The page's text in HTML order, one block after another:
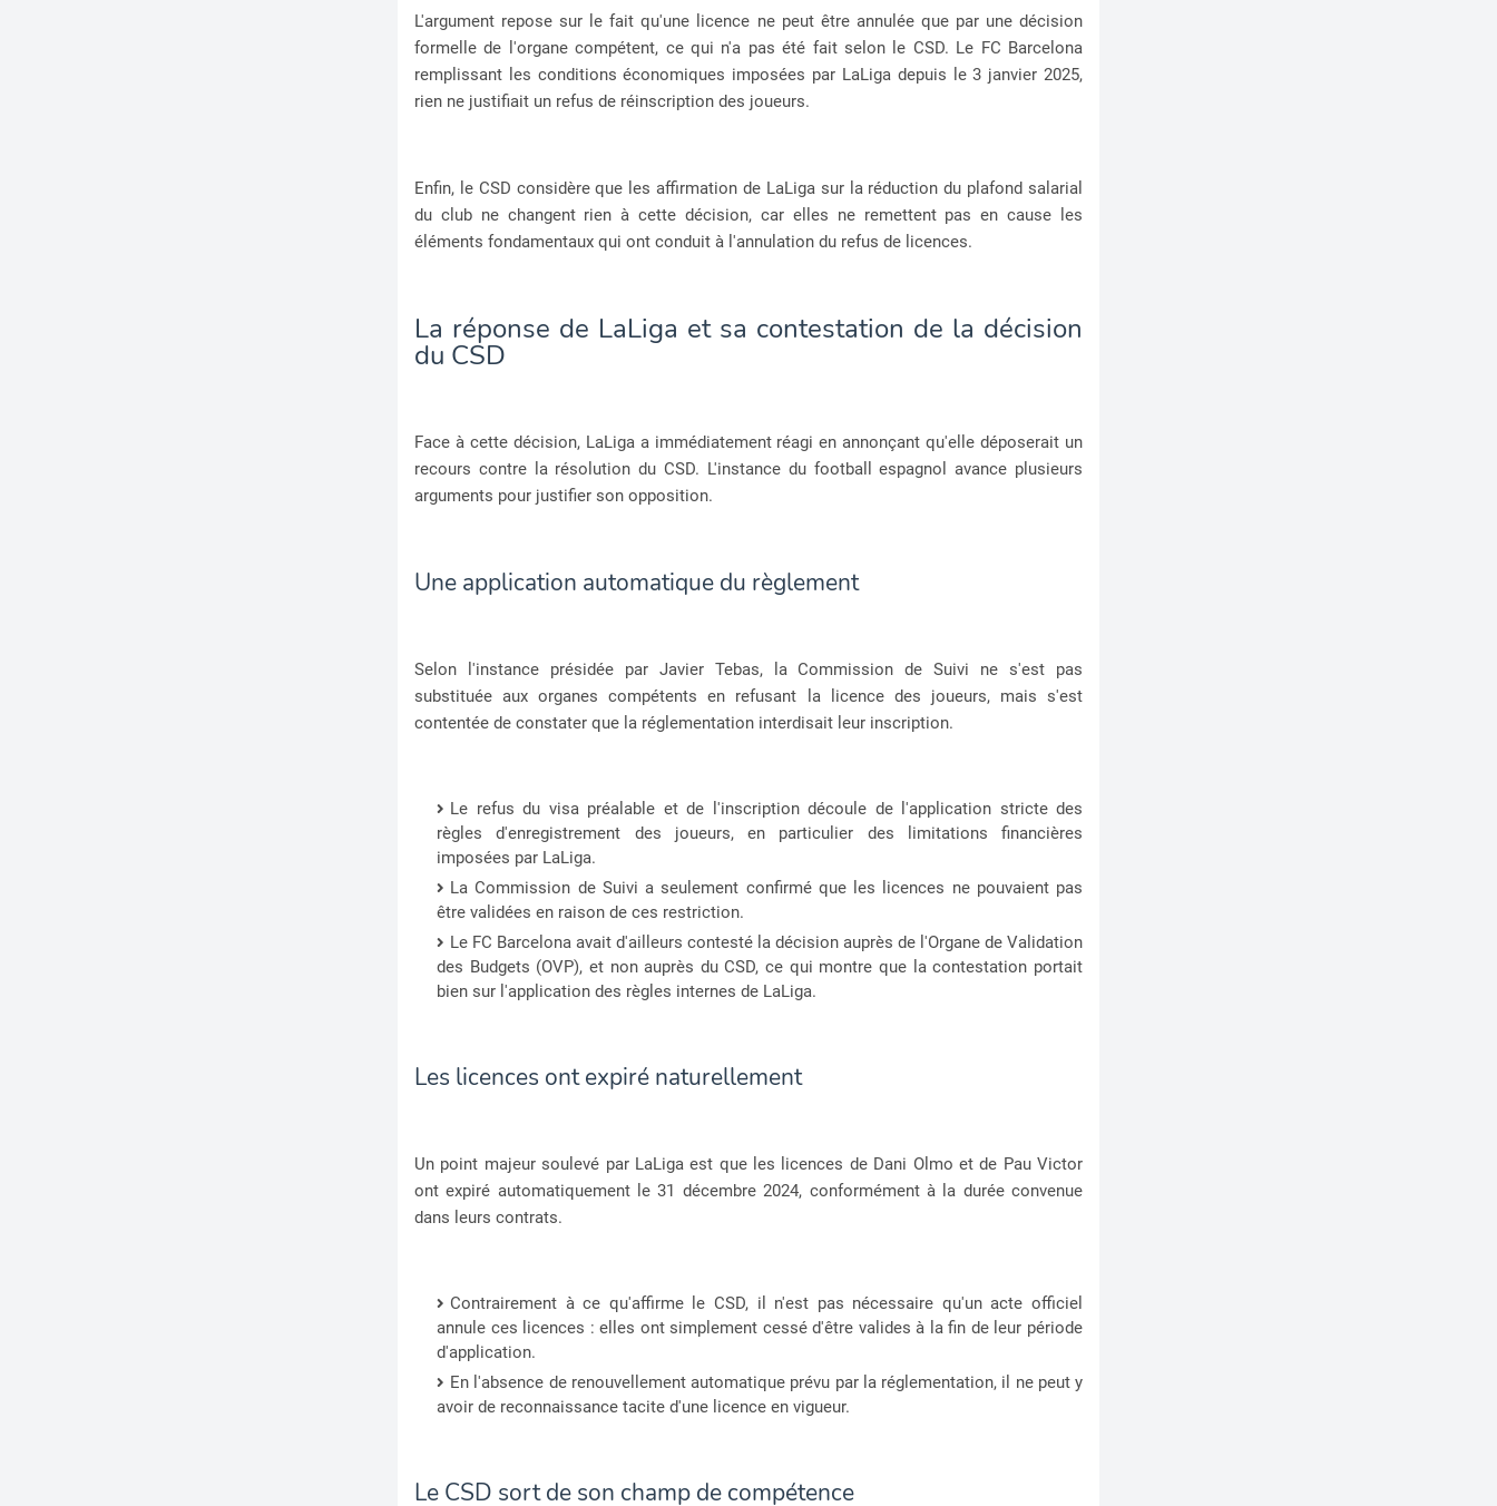
L'argument repose sur le fait qu'une licence ne peut être annulée que par une décision
formelle de l'organe compétent, ce qui n'a pas été fait selon le CSD. Le FC Barcelona
remplissant les conditions économiques imposées par LaLiga depuis le 3 janvier 2025,
rien ne justifiait un refus de réinscription des joueurs.
Enfin, le CSD considère que les affirmation de LaLiga sur la réduction du plafond salarial
du club ne changent rien à cette décision, car elles ne remettent pas en cause les
éléments fondamentaux qui ont conduit à l'annulation du refus de licences.
La réponse de LaLiga et sa contestation de la décision
du CSD
Face à cette décision, LaLiga a immédiatement réagi en annonçant qu'elle déposerait un
recours contre la résolution du CSD. L'instance du football espagnol avance plusieurs
arguments pour justifier son opposition.
Une application automatique du règlement
Selon l'instance présidée par Javier Tebas, la Commission de Suivi ne s'est pas
substituée aux organes compétents en refusant la licence des joueurs, mais s'est
contentée de constater que la réglementation interdisait leur inscription.
Le refus du visa préalable et de l'inscription découle de l'application stricte des
règles d'enregistrement des joueurs, en particulier des limitations financières
imposées par LaLiga.
La Commission de Suivi a seulement confirmé que les licences ne pouvaient pas
être validées en raison de ces restriction.
Le FC Barcelona avait d'ailleurs contesté la décision auprès de l'Organe de Validation
des Budgets (OVP), et non auprès du CSD, ce qui montre que la contestation portait
bien sur l'application des règles internes de LaLiga.
Les licences ont expiré naturellement
Un point majeur soulevé par LaLiga est que les licences de Dani Olmo et de Pau Victor
ont expiré automatiquement le 31 décembre 2024, conformément à la durée convenue
dans leurs contrats.
Contrairement à ce qu'affirme le CSD, il n'est pas nécessaire qu'un acte officiel
annule ces licences : elles ont simplement cessé d'être valides à la fin de leur période
d'application.
En l'absence de renouvellement automatique prévu par la réglementation, il ne peut y
avoir de reconnaissance tacite d'une licence en vigueur.
Le CSD sort de son champ de compétence